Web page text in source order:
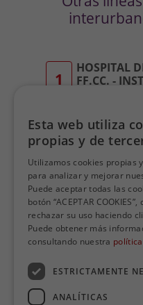
1
HOSPITAL
FF.CC. -
4
SERRANILLA
Larrea
610
VIEJO
Larrea
611
MADRID
Esta web utiliza
propias y de
Utilizamos cookies propias
para analizar y mejorar
Puede aceptar todas las
botón “ACEPTAR
rechazar su uso haciendo
Puede obtener más
consultando nuestra
ESTRICTAMENTE
ANALÍTICAS